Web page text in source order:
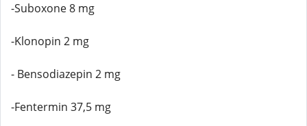
-Suboxone 8 mg
-Klonopin 2 mg
- Bensodiazepin 2 mg
-Fentermin 37,5 mg